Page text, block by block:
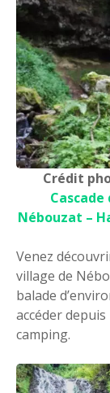
Crédit
Cascade
Nébouzat –
Venez
village de
balade
accéder
camping.